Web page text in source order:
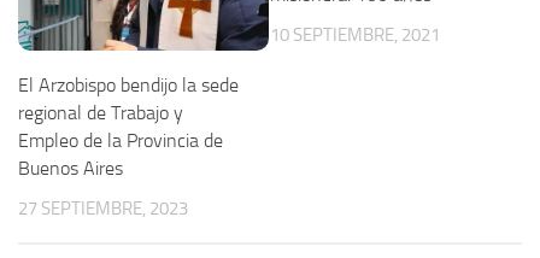
El Arzobispo bendijo la sede
regional de Trabajo y
Empleo de la Provincia de
Buenos Aires
27 SEPTIEMBRE, 2023
10 SEPTIEMBRE, 2021